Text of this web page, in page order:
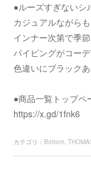
●ルーズすぎないシ
カジュアルながら
インナー次第で季
パイピングがコー
色違いにブラックあ
●商品一覧トップペ
https://x.gd/1fnk6
カテゴリ ： Bottom